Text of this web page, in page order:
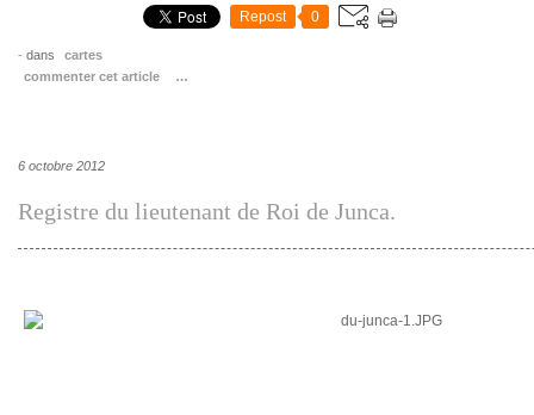
Repost 0
- dans
cartes
commenter cet article
…
6 octobre 2012
Registre du lieutenant de Roi de Junca.